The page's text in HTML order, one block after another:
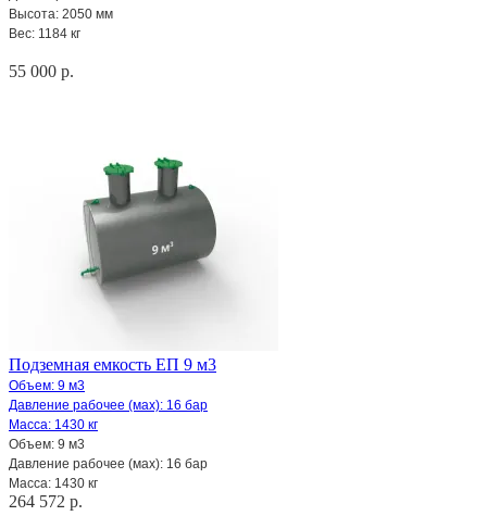
Высота: 2050 мм
Вес: 1184 кг
55 000 р.
Подземная емкость ЕП 9 м3
Объем: 9 м3
Давление рабочее (мах): 16 бар
Масса: 1430 кг
Объем: 9 м3
Давление рабочее (мах): 16 бар
Масса: 1430 кг
264 572 р.